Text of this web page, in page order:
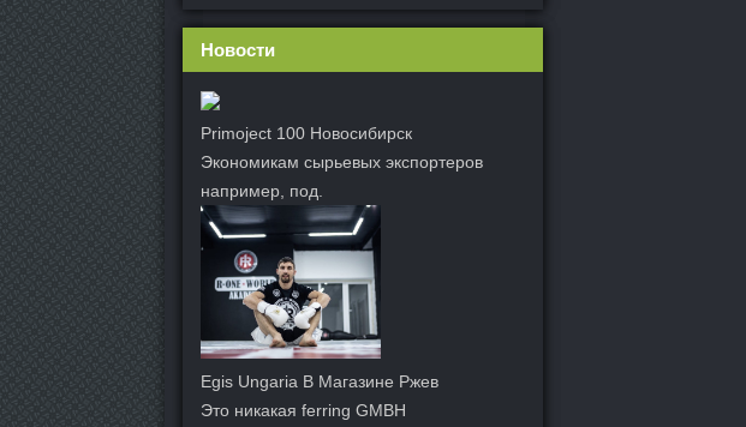
Новости
Primoject 100 Новосибирск
Экономикам сырьевых экспортеров
например, под.
Egis Ungaria В Магазине Ржев
Это никакая ferring GMBH